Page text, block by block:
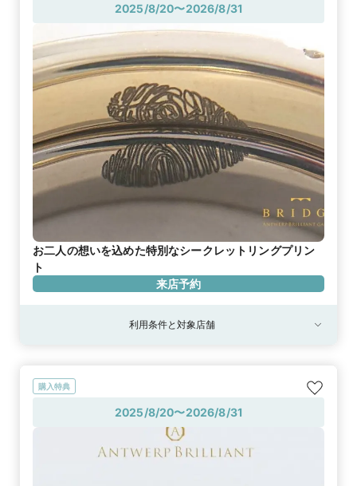
2025/8/20〜2026/8/31
お二人の想いを込めた特別なシークレットリングプリン
ト
来店予約
利用条件と対象店舗
購入特典
2025/8/20〜2026/8/31